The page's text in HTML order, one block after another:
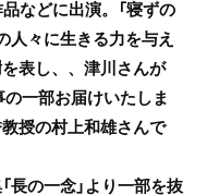
などに出演。「寝ずの
人々に生きる力を与え
表し、、津川さんが
の一部お届けいたしま
授の村上和雄さんで
長の一念」より一部を抜